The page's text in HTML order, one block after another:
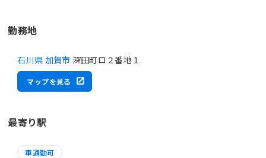
勤務地
石川県 加賀市 深田町ロ２番地１
マップを見る
最寄り駅
車通勤可